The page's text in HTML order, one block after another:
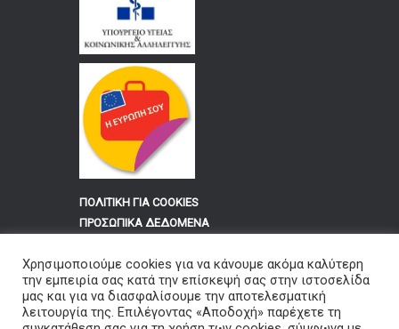
ΠΟΛΙΤΙΚΗ ΓΙΑ COOKIES
ΠΡΟΣΩΠΙΚΑ ΔΕΔΟΜΕΝΑ
Για τους Υπαλλήλους του
Νοσοκομείου Φλώρινας «ΕΛΕΝΗ Θ.
ΔΗΜΗΤΡΙΟΥ»
Χρησιμοποιούμε cookies για να κάνουμε ακόμα καλύτερη
την εμπειρία σας κατά την επίσκεψή σας στην ιστοσελίδα
μας και για να διασφαλίσουμε την αποτελεσματική
λειτουργία της. Επιλέγοντας «Αποδοχή» παρέχετε τη